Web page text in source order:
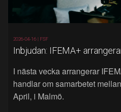
2026-04-16 | FSF
Inbjudan: IFEMA+
I nästa vecka arrangerar
handlar om samarbetet
April, i Malmö.